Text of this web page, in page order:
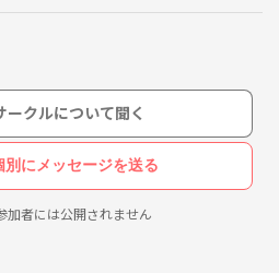
いが少ない
らいたい
い
トを開催☕
ークルについて聞く
別にメッセージを送る
者には公開されません